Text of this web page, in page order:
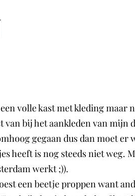
volle kast met kleding maar
van bij het aankleden van mijn
gegaan dus dan moet
heeft is nog steeds niet weg.
werkt ;)).
een beetje proppen want